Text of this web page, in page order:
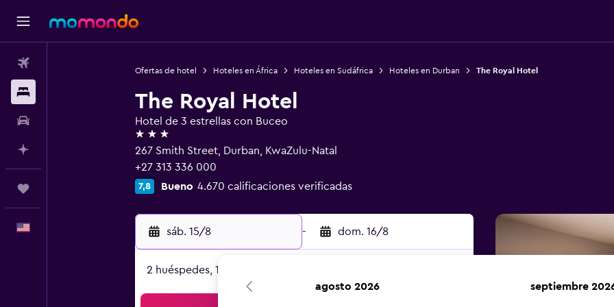
Ofertas de hotel Hoteles en África Hoteles en Sudáfrica Hoteles en Durban The Royal Hotel
The Royal Hotel
Hotel de 3 estrellas con Buceo
3 estrellas
267 Smith Street, Durban, KwaZulu-Natal
+27 313 336 000
7,8 Bueno 4.670 calificaciones verificadas
sáb. 15/8 - dom. 16/8
2 huéspedes, 1 habitación
agosto 2026 septiembre